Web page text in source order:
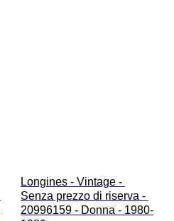
Longines - Vintage -
Senza prezzo di riserva -
20996159 - Donna - 1980-